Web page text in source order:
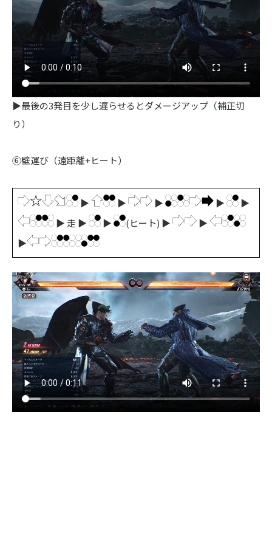
▶最後の3発目を少し遅らせるとダメージアップ（補正切
り）
⑥壁運び（遠距離+ヒート）
▶ ▶ ▶ ▶
▶
▶ 走 ▶
▶ (ヒート) ▶
▶
▶